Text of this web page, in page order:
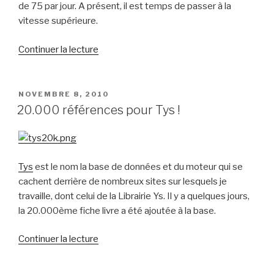
de 75 par jour. A présent, il est temps de passer à la
vitesse supérieure.
Continuer la lecture
PUBLIÉ
LE
NOVEMBRE 8, 2010
20.000 références pour Tys !
Tys est le nom la base de données et du moteur qui se
cachent derrière de nombreux sites sur lesquels je
travaille, dont celui de la Librairie Ys. Il y a quelques jours,
la 20.000ème fiche livre a été ajoutée à la base.
Continuer la lecture